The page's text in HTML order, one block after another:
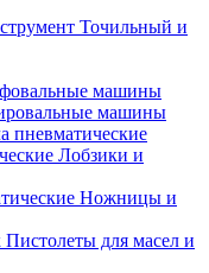
Точильный и
машины
машины
пневматические
Лобзики и
Ножницы и
Пистолеты для масел и